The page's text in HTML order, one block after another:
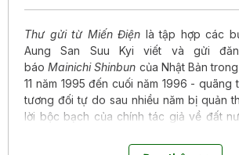
Thư gửi từ Miến Điện là tập hợp các
Aung San Suu Kyi viết và gửi
báoMainichi Shinbun của Nhật Bản
11 năm 1995 đến cuối năm 1996 -
tương đối tự do sau nhiều năm bị quản
lời bộc bạch của chính tác giả về đất
các lễ hội, các phong tục truyền thống